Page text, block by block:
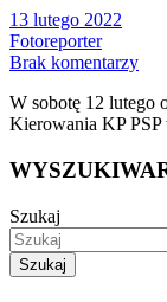
13 lutego 2022
Fotoreporter
Brak komentarzy
W sobotę 12 lutego
Kierowania KP
Szukaj
Szukaj